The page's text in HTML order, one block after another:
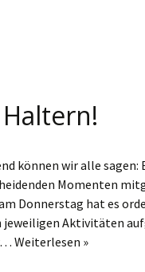
können wir alle
Momenten
Donnerstag hat es
jeweiligen Aktivitäten
Weiterlesen »